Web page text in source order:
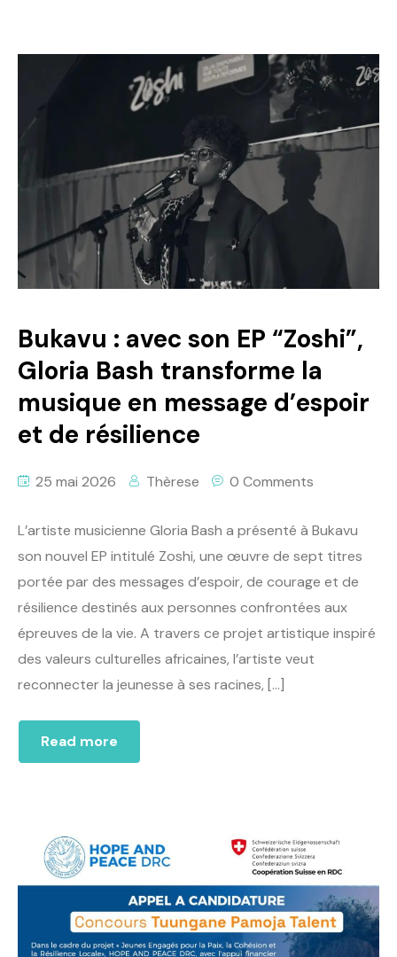
Bukavu : avec son EP “Zoshi”,
Gloria Bash transforme la
musique en message d’espoir
et de résilience
25 mai 2026 Thèrese 0 Comments
L’artiste musicienne Gloria Bash a présenté à Bukavu
son nouvel EP intitulé Zoshi, une œuvre de sept titres
portée par des messages d’espoir, de courage et de
résilience destinés aux personnes confrontées aux
épreuves de la vie. A travers ce projet artistique inspiré
des valeurs culturelles africaines, l’artiste veut
reconnecter la jeunesse à ses racines, […]
Read more